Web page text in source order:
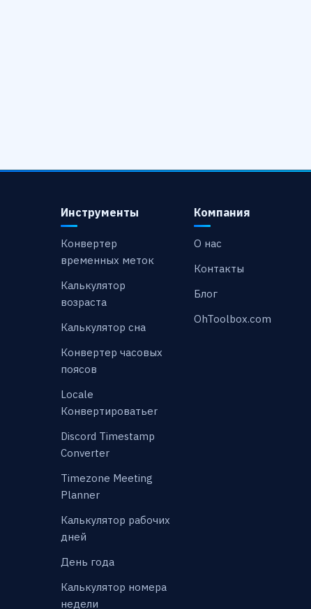
Инструменты
Конвертер
временных меток
Калькулятор
возраста
Калькулятор сна
Конвертер часовых
поясов
Locale
Конвертироватьer
Discord Timestamp
Converter
Timezone Meeting
Planner
Калькулятор рабочих
дней
День года
Калькулятор номера
недели
Компания
О нас
Контакты
Блог
OhToolbox.com